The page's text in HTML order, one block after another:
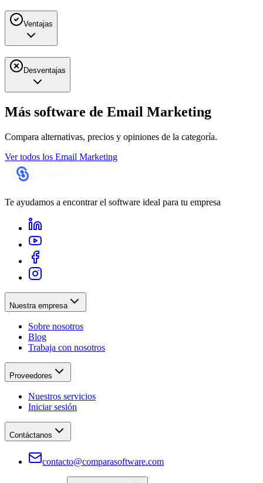
Ventajas
Desventajas
Más software de Email Marketing
Compara alternativas, precios y opiniones de la categoría.
Ver todos los Email Marketing
Te ayudamos a encontrar el software ideal para tu empresa
Nuestra empresa
Sobre nosotros
Blog
Trabaja con nosotros
Proveedores
Nuestros servicios
Iniciar sesión
Contáctanos
contacto@comparasoftware.com